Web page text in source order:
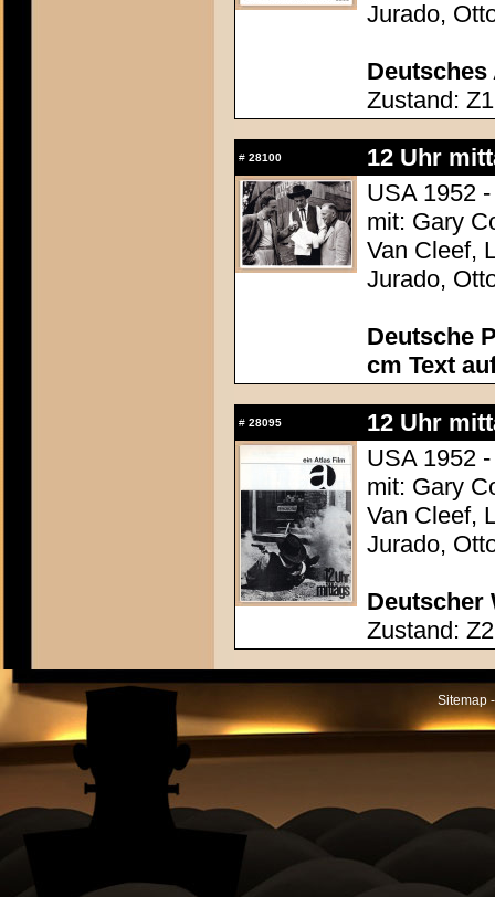
Jurado,
Deutsches
Zustand: Z1
# 28100
12 Uhr
USA 1952
mit: Gary
Van Cleef,
Jurado,
Deutsche
cm Text
# 28095
12 Uhr
USA 1952
mit: Gary
Van Cleef,
Jurado,
Deutscher
Zustand: Z2
Sitemap